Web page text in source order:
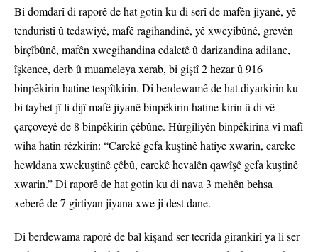
Bi domdarî di raporê de hat gotin ku di serî de mafên jiyanê, yê
tenduristî û tedawiyê, mafê ragihandinê, yê xweyîbûnê, grevên
birçîbûnê, mafên xwegihandina edaletê û darizandina adilane,
îşkence, derb û muameleya xerab, bi giştî 2 hezar û 916
binpêkirin hatine tespîtkirin. Di berdewamê de hat diyarkirin ku
bi taybet jî li dijî mafê jiyanê binpêkirin hatine kirin û di vê
çarçoveyê de 8 binpêkirin çêbûne. Hûrgiliyên binpêkirina vî mafî
wiha hatin rêzkirin: “Carekê gefa kuştinê hatiye xwarin, careke
hewldana xwekuştinê çêbû, carekê hevalên qawîşê gefa kuştinê
xwarin.” Di raporê de hat gotin ku di nava 3 mehên behsa
xeberê de 7 girtiyan jiyana xwe ji dest dane.
Di berdewama raporê de bal kişand ser tecrîda girankirî ya li ser